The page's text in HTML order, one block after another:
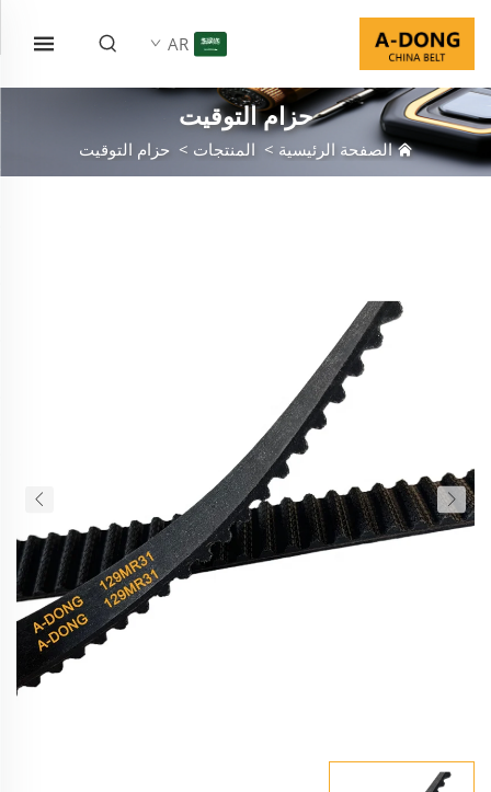
AR
حزام التوقيت
الصفحة الرئيسية > المنتجات > حزام التوقيت